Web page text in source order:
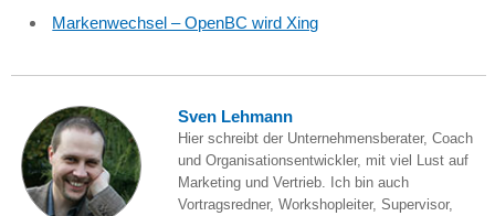
Markenwechsel – OpenBC wird Xing
Sven Lehmann
Hier schreibt der Unternehmensberater, Coach
und Organisationsentwickler, mit viel Lust auf
Marketing und Vertrieb. Ich bin auch
Vortragsredner, Workshopleiter, Supervisor,